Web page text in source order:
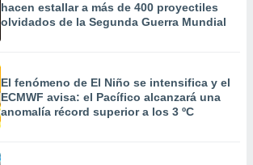
hacen estallar a más de 400 proyectiles
olvidados de la Segunda Guerra Mundial
El fenómeno de El Niño se intensifica y el
ECMWF avisa: el Pacífico alcanzará una
anomalía récord superior a los 3 ºC